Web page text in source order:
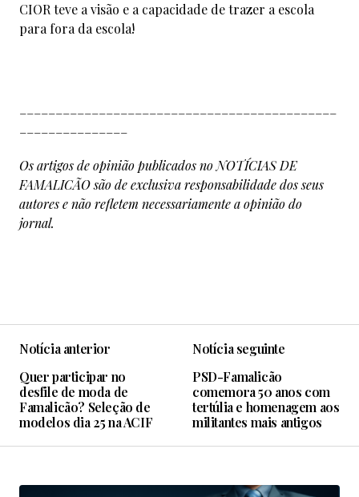
CIOR teve a visão e a capacidade de trazer a escola
para fora da escola!
Os artigos de opinião publicados no NOTÍCIAS DE
FAMALICÃO são de exclusiva responsabilidade dos seus
autores e não refletem necessariamente a opinião do
jornal.
Notícia anterior
Quer participar no
desfile de moda de
Famalicão? Seleção de
modelos dia 25 na ACIF
Notícia seguinte
PSD-Famalicão
comemora 50 anos com
tertúlia e homenagem aos
militantes mais antigos